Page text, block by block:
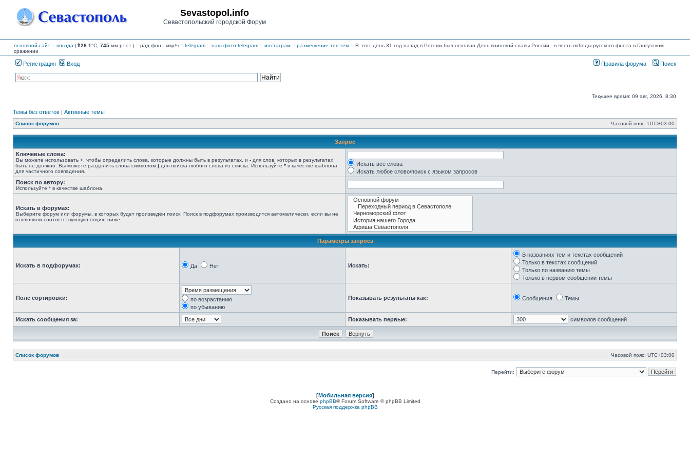
Sevastopol.info
Севастопольский городской Форум
основной сайт :: погода (⇑26.1°C, 745 мм.рт.ст.) :: рад.фон - мкр/ч :: telegram :: наш фото-telegram :: инстаграм :: размещение топ-тем :: В этот день 31 год назад в России был основан День воинской славы России - в честь победы русского флота в Гангутском
сражении
Регистрация Вход Правила форума Поиск
Текущее время: 09 авг, 2026, 8:30
Темы без ответов | Активные темы
Список форумов Часовой пояс: UTC+03:00
Запрос
Ключевые слова:
Вы можете использовать + , чтобы определить слова, которые должны быть в результатах, и - для слов, которых в результатах
быть не должно. Вы можете разделить слова символом | для поиска любого слова из списка. Используйте * в качестве шаблона
для частичного совпадения.
Искать все слова
Искать любое слово/поиск с языком запросов
Поиск по автору:
Используйте * в качестве шаблона.
Искать в форумах:
Выберите форум или форумы, в которых будет произведён поиск. Поиск в подфорумах производится автоматически, если вы не
отключили соответствующую опцию ниже.
Параметры запроса
Искать в подфорумах: Да Нет Искать:
В названиях тем и текстах сообщений
Только в текстах сообщений
Только по названию темы
Только в первом сообщении темы
Поле сортировки:
по возрастанию
по убыванию
Показывать результаты как: Сообщения Темы
Искать сообщения за: Показывать первые: символов сообщений
Список форумов Часовой пояс: UTC+03:00
Перейти:
[Мобильная версия]
Создано на основе phpBB® Forum Software © phpBB Limited
Русская поддержка phpBB